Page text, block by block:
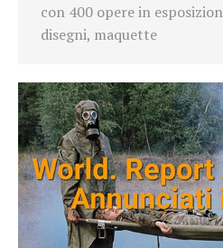
con 400 opere in
disegni, maquette